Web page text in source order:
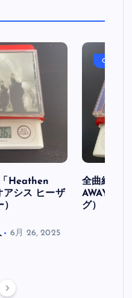
Heathen
シス ヒーザ
6月 26, 2025
OASIS
全曲紹介
AWAY」
グ）